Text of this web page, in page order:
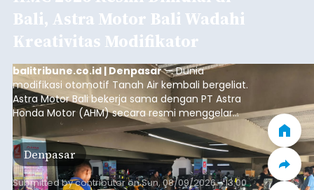
Bali, Astra Motor Bali Wadahi
Kreativitas Modifikator
balitribune.co.id | Denpasar— Dunia
modifikasi otomotif Tanah Air kembali bergeliat.
Astra Motor Bali bekerja sama dengan PT Astra
Honda Motor (AHM) secara resmi menggelar
putaran pembuka (opening round) ajang kontes
modifikasi sepeda motor terbesar di Indonesia,
Honda Modif Contest (HMC) 2026, di Denpasar,
Bali.
Denpasar
Submitted bycontributoronSun, 08/09/2026 - 13:00